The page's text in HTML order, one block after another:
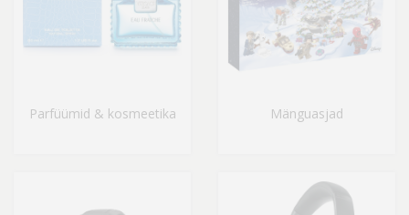
Parfüümid & kosmeetika Mänguasjad